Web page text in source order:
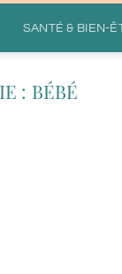
SANTÉ & BIEN-
BÉBÉ